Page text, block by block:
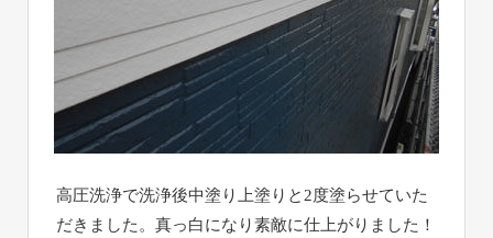
高圧洗浄で洗浄後中塗り上塗りと2度塗らせていた
だきました。真っ白になり素敵に仕上がりました！